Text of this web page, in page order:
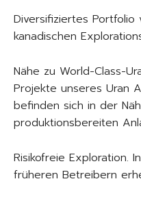
Diversifiziertes Portfolio
kanadischen
Nähe zu World-Class-
Projekte unseres Uran
befinden sich in der
produktionsbereiten
Risikofreie Exploration.
früheren Betreibern